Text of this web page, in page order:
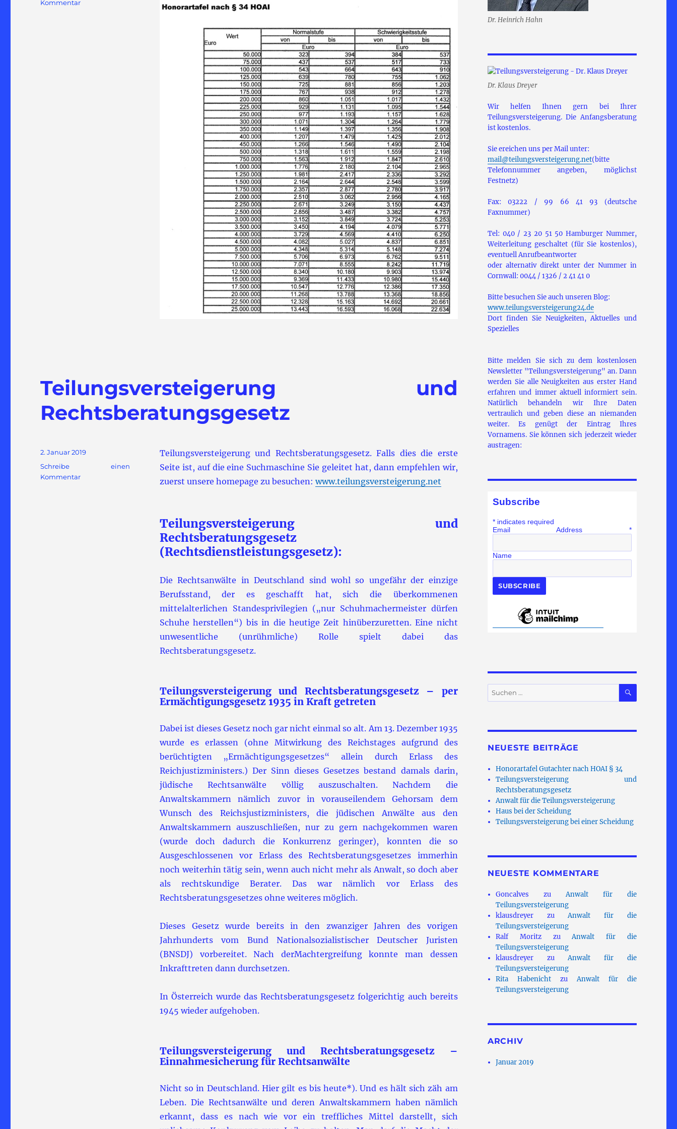
Kommentarzu
Teilungsversteigerung und
Rechtsberatungsgesetz
Teilungsversteigerung und Rechtsberatungsgesetz. Falls dies die erste
Seite ist, auf die eine Suchmaschine Sie geleitet hat, dann empfehlen wir,
zuerst unsere homepage zu besuchen: www.teilungsversteigerung.net
Teilungsversteigerung und
Rechtsberatungsgesetz
(Rechtsdienstleistungsgesetz):
Die Rechtsanwälte in Deutschland sind wohl so ungefähr der einzige
Berufsstand, der es geschafft hat, sich die überkommenen
mittelalterlichen Standesprivilegien („nur Schuhmachermeister dürfen
Schuhe herstellen“) bis in die heutige Zeit hinüberzuretten. Eine nicht
unwesentliche (unrühmliche) Rolle spielt dabei das
Rechtsberatungsgesetz.
Teilungsversteigerung und Rechtsberatungsgesetz – per
Ermächtigungsgesetz 1935 in Kraft getreten
Dabei ist dieses Gesetz noch gar nicht einmal so alt. Am 13. Dezember 1935
wurde es erlassen (ohne Mitwirkung des Reichstages aufgrund des
berüchtigten „Ermächtigungsgesetzes“ allein durch Erlass des
Reichjustizministers.) Der Sinn dieses Gesetzes bestand damals darin,
jüdische Rechtsanwälte völlig auszuschalten. Nachdem die
Anwaltskammern nämlich zuvor in vorauseilendem Gehorsam dem
Wunsch des Reichsjustizministers, die jüdischen Anwälte aus den
Anwaltskammern auszuschließen, nur zu gern nachgekommen waren
(wurde doch dadurch die Konkurrenz geringer), konnten die so
Ausgeschlossenen vor Erlass des Rechtsberatungsgesetzes immerhin
noch weiterhin tätig sein, wenn auch nicht mehr als Anwalt, so doch aber
als rechtskundige Berater. Das war nämlich vor Erlass des
Rechtsberatungsgesetzes ohne weiteres möglich.
Dieses Gesetz wurde bereits in den zwanziger Jahren des vorigen
Jahrhunderts vom Bund Nationalsozialistischer Deutscher Juristen
(BNSDJ) vorbereitet. Nach derMachtergreifung konnte man dessen
Inkrafttreten dann durchsetzen.
In Österreich wurde das Rechtsberatungsgesetz folgerichtig auch bereits
1945 wieder aufgehoben.
Teilungsversteigerung und Rechtsberatungsgesetz –
Einnahmesicherung für Rechtsanwälte
Nicht so in Deutschland. Hier gilt es bis heute*). Und es hält sich zäh am
Leben. Die Rechtsanwälte und deren Anwaltskammern haben nämlich
erkannt, dass es nach wie vor ein treffliches Mittel darstellt, sich
Veröffentlicht
am
2. Januar 2019
Schreibe einen
Kommentarzu
Dr. Heinrich Hahn
Dr. Klaus Dreyer
Wir helfen Ihnen gern bei Ihrer
Teilungsversteigerung. Die Anfangsberatung
ist kostenlos.
Sie ereichen uns per Mail unter:
mail@teilungsversteigerung.net(bitte
Telefonnummer angeben, möglichst
Festnetz)
Fax: 03222 / 99 66 41 93 (deutsche
Faxnummer)
Tel: 040 / 23 20 51 50 Hamburger Nummer,
Weiterleitung geschaltet (für Sie kostenlos),
eventuell Anrufbeantworter
oder alternativ direkt unter der Nummer in
Cornwall: 0044 / 1326 / 2 41 41 0
Bitte besuchen Sie auch unseren Blog:
www.teilungsversteigerung24.de
Dort finden Sie Neuigkeiten, Aktuelles und
Spezielles
Bitte melden Sie sich zu dem kostenlosen
Newsletter "Teilungsversteigerung" an. Dann
werden Sie alle Neuigkeiten aus erster Hand
erfahren und immer aktuell informiert sein.
Natürlich behandeln wir Ihre Daten
vertraulich und geben diese an niemanden
weiter. Es genügt der Eintrag Ihres
Vornamens. Sie können sich jederzeit wieder
austragen:
Subscribe
*indicates required
Email Address *
Name
Suchen
nach:
SUCHEN
NEUESTE BEITRÄGE
Honorartafel Gutachter nach HOAI § 34
Teilungsversteigerung und
Rechtsberatungsgesetz
Anwalt für die Teilungsversteigerung
Haus bei der Scheidung
Teilungsversteigerung bei einer Scheidung
NEUESTE KOMMENTARE
Goncalves zuAnwalt für die
Teilungsversteigerung
klausdreyer zuAnwalt für die
Teilungsversteigerung
Ralf MoritzzuAnwalt für die
Teilungsversteigerung
klausdreyer zuAnwalt für die
Teilungsversteigerung
Rita Habenicht zuAnwalt für die
Teilungsversteigerung
ARCHIV
Januar 2019